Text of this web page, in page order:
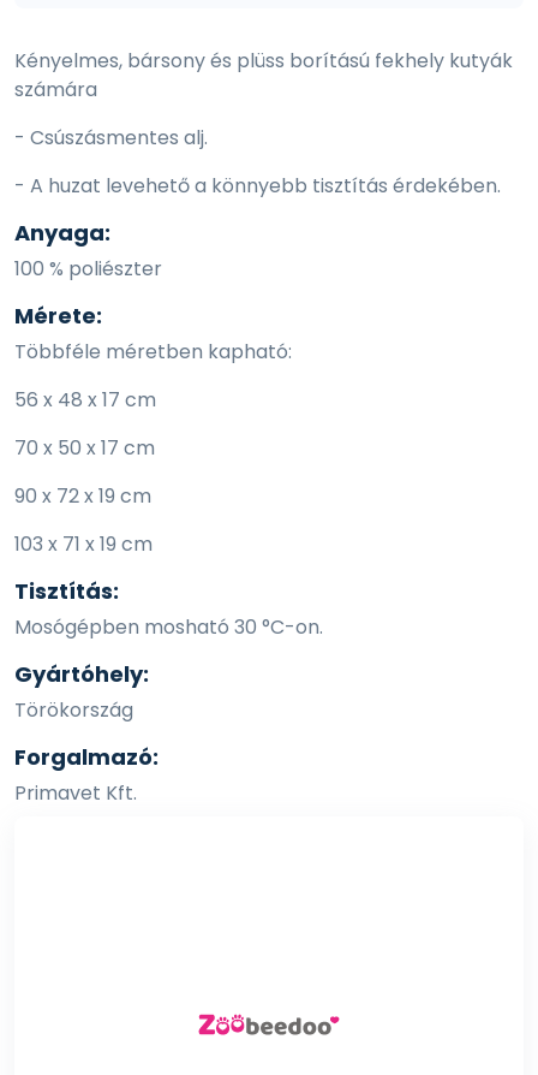
Kényelmes, bársony és plüss borítású fekhely kutyák
számára
- Csúszásmentes alj.
- A huzat levehető a könnyebb tisztítás érdekében.
Anyaga:
100 % poliészter
Mérete:
Többféle méretben kapható:
56 x 48 x 17 cm
70 x 50 x 17 cm
90 x 72 x 19 cm
103 x 71 x 19 cm
Tisztítás:
Mosógépben mosható 30 °C-on.
Gyártóhely:
Törökország
Forgalmazó:
Primavet Kft.